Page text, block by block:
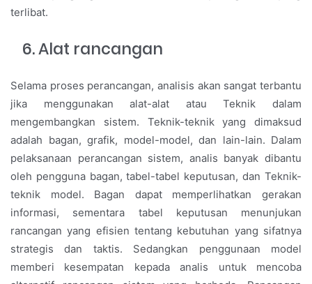
terlibat.
Alat rancangan
Selama proses perancangan, analisis akan sangat terbantu
jika menggunakan alat-alat atau Teknik dalam
mengembangkan sistem. Teknik-teknik yang dimaksud
adalah bagan, grafik, model-model, dan lain-lain. Dalam
pelaksanaan perancangan sistem, analis banyak dibantu
oleh pengguna bagan, tabel-tabel keputusan, dan Teknik-
teknik model. Bagan dapat memperlihatkan gerakan
informasi, sementara tabel keputusan menunjukan
rancangan yang efisien tentang kebutuhan yang sifatnya
strategis dan taktis. Sedangkan penggunaan model
memberi kesempatan kepada analis untuk mencoba